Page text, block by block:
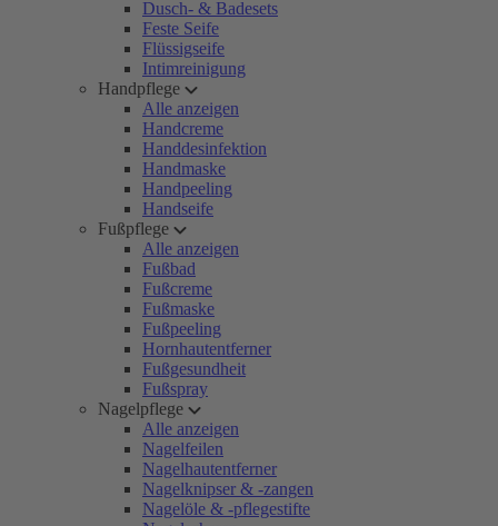
Dusch- & Badesets
Feste Seife
Flüssigseife
Intimreinigung
Handpflege
Alle anzeigen
Handcreme
Handdesinfektion
Handmaske
Handpeeling
Handseife
Fußpflege
Alle anzeigen
Fußbad
Fußcreme
Fußmaske
Fußpeeling
Hornhautentferner
Fußgesundheit
Fußspray
Nagelpflege
Alle anzeigen
Nagelfeilen
Nagelhautentferner
Nagelknipser & -zangen
Nagelöle & -pflegestifte